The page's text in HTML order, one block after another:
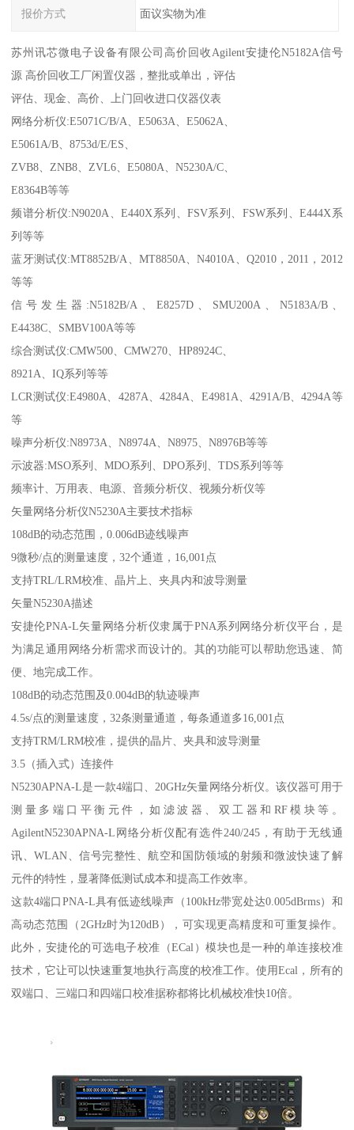
报价方式 面议实物为准
苏州讯芯微电子设备有限公司高价回收Agilent安捷伦N5182A信号
源 高价回收工厂闲置仪器，整批或单出，评估
评估、现金、高价、上门回收进口仪器仪表
网络分析仪:E5071C/B/A、E5063A、E5062A、
E5061A/B、8753d/E/ES、
ZVB8、ZNB8、ZVL6、E5080A、N5230A/C、
E8364B等等
频谱分析仪:N9020A、E440X系列、FSV系列、FSW系列、E444X系
列等等
蓝牙测试仪:MT8852B/A、MT8850A、N4010A、Q2010，2011，2012
等等
信号发生器:N5182B/A、E8257D、SMU200A、N5183A/B、
E4438C、SMBV100A等等
综合测试仪:CMW500、CMW270、HP8924C、
8921A、IQ系列等等
LCR测试仪:E4980A、4287A、4284A、E4981A、4291A/B、4294A等
等
噪声分析仪:N8973A、N8974A、N8975、N8976B等等
示波器:MSO系列、MDO系列、DPO系列、TDS系列等等
频率计、万用表、电源、音频分析仪、视频分析仪等
矢量网络分析仪N5230A主要技术指标
108dB的动态范围，0.006dB迹线噪声
9微秒/点的测量速度，32个通道，16,001点
支持TRL/LRM校准、晶片上、夹具内和波导测量
矢量N5230A描述
安捷伦PNA-L矢量网络分析仪隶属于PNA系列网络分析仪平台，是
为满足通用网络分析需求而设计的。其的功能可以帮助您迅速、简
便、地完成工作。
108dB的动态范围及0.004dB的轨迹噪声
4.5s/点的测量速度，32条测量通道，每条通道多16,001点
支持TRM/LRM校准，提供的晶片、夹具和波导测量
3.5（插入式）连接件
N5230APNA-L是一款4端口、20GHz矢量网络分析仪。该仪器可用于
测量多端口平衡元件，如滤波器、双工器和RF模块等。
AgilentN5230APNA-L网络分析仪配有选件240/245，有助于无线通
讯、WLAN、信号完整性、航空和国防领域的射频和微波快速了解
元件的特性，显著降低测试成本和提高工作效率。
这款4端口PNA-L具有低迹线噪声（100kHz带宽处达0.005dBrms）和
高动态范围（2GHz时为120dB），可实现更高精度和可重复操作。
此外，安捷伦的可选电子校准（ECal）模块也是一种的单连接校准
技术，它让可以快速重复地执行高度的校准工作。使用Ecal，所有的
双端口、三端口和四端口校准据称都将比机械校准快10倍。